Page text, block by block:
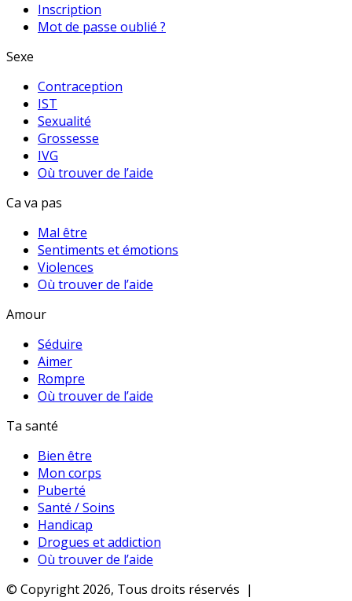
Inscription
Mot de passe oublié ?
Sexe
Contraception
IST
Sexualité
Grossesse
IVG
Où trouver de l’aide
Ca va pas
Mal être
Sentiments et émotions
Violences
Où trouver de l’aide
Amour
Séduire
Aimer
Rompre
Où trouver de l’aide
Ta santé
Bien être
Mon corps
Puberté
Santé / Soins
Handicap
Drogues et addiction
Où trouver de l’aide
© Copyright 2026, Tous droits réservés |